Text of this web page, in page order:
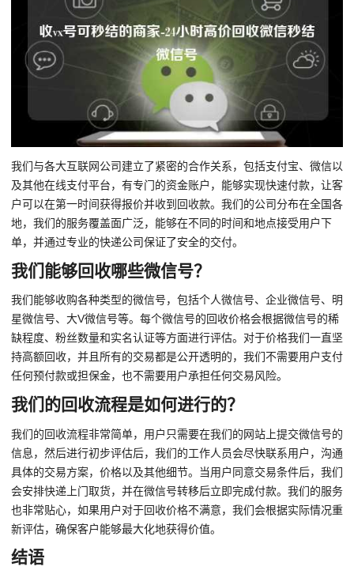
我们与各大互联网公司建立了紧密的合作关系，包括支付宝、微信以
及其他在线支付平台，有专门的资金账户，能够实现快速付款，让客
户可以在第一时间获得报价并收到回收款。我们的公司分布在全国各
地，我们的服务覆盖面广泛，能够在不同的时间和地点接受用户下
单，并通过专业的快递公司保证了安全的交付。
我们能够回收哪些微信号？
我们能够收购各种类型的微信号，包括个人微信号、企业微信号、明
星微信号、大V微信号等。每个微信号的回收价格会根据微信号的稀
缺程度、粉丝数量和实名认证等方面进行评估。对于价格我们一直坚
持高额回收，并且所有的交易都是公开透明的，我们不需要用户支付
任何预付款或担保金，也不需要用户承担任何交易风险。
我们的回收流程是如何进行的？
我们的回收流程非常简单，用户只需要在我们的网站上提交微信号的
信息，然后进行初步评估后，我们的工作人员会尽快联系用户，沟通
具体的交易方案，价格以及其他细节。当用户同意交易条件后，我们
会安排快递上门取货，并在微信号转移后立即完成付款。我们的服务
也非常贴心，如果用户对于回收价格不满意，我们会根据实际情况重
新评估，确保客户能够最大化地获得价值。
结语